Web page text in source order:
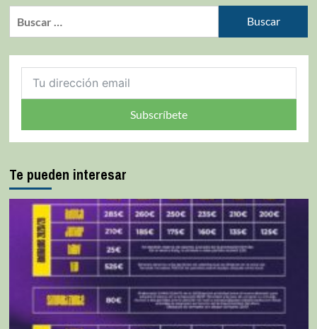
Subscríbete
Te pueden interesar